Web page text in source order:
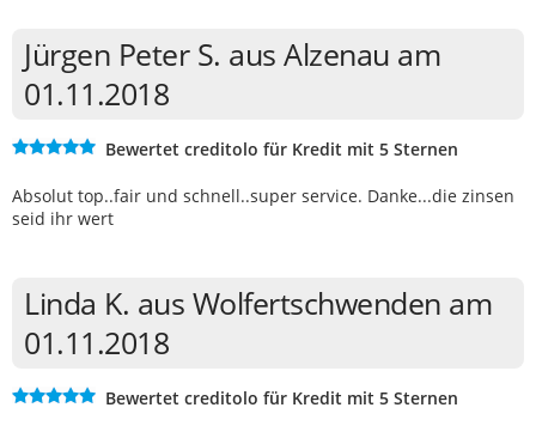
Jürgen Peter S. aus Alzenau am
01.11.2018
Bewertet creditolo für Kredit mit 5 Sternen
Absolut top..fair und schnell..super service. Danke...die zinsen
seid ihr wert
Linda K. aus Wolfertschwenden am
01.11.2018
Bewertet creditolo für Kredit mit 5 Sternen